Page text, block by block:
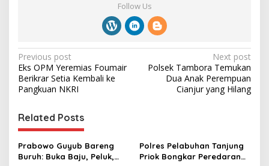
Follow Us
P
o
s
t
n
a
v
Previous post
Eks OPM Yeremias Foumair
Berikrar Setia Kembali ke
Pangkuan NKRI
Next post
Polsek Tambora Temukan
Dua Anak Perempuan
Cianjur yang Hilang
Related Posts
Prabowo Guyub Bareng
Buruh: Buka Baju, Peluk,
Polres Pelabuhan Tanjung
Priok Bongkar Peredaran